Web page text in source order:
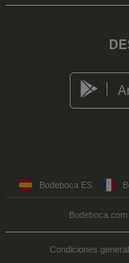
Bodeboca ES
Condiciones